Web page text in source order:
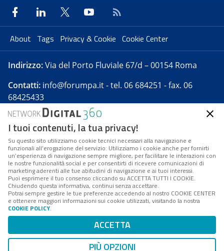
About Tags Privacy & Cookie Cookie Center
Indirizzo:Via del Porto Fluviale 67/d – 00154 Roma
Contatti: info@forumpa.it- tel. 06 684251 - fax. 06
68425433
Forumpa.itè una pubblicazione telematica iscritta
presso Registro della stampa del Tribunale di Roma -
Reg. n. 182 del 2 maggio 2008 - Direttore resp. Michela
Stentella
FPA s.r.l. è società soggetta a Direzione e
Coordinamento da parte di Digital360 S.p.A. - FPA s.r.l.
è un'azienda certificata per il sistema di management
Codice Fiscale/Partita IVA n. 10693191008 - R.E.A. Roma
n. 1249791. ISP AWS
Mappa del sito
I tuoi contenuti, la tua privacy!
Su questo sito utilizziamo cookie tecnici necessari alla navigazione e
funzionali all’erogazione del servizio. Utilizziamo i cookie anche per fornirti
un’esperienza di navigazione sempre migliore, per facilitare le interazioni con
le nostre funzionalità social e per consentirti di ricevere comunicazioni di
marketing aderenti alle tue abitudini di navigazione e ai tuoi interessi.
Puoi esprimere il tuo consenso cliccando su ACCETTA TUTTI I COOKIE.
Chiudendo questa informativa, continui senza accettare.
Potrai sempre gestire le tue preferenze accedendo al nostro COOKIE CENTER
e ottenere maggiori informazioni sui cookie utilizzati, visitando la nostra
COOKIE POLICY.
ACCETTA
PIÙ OPZIONI